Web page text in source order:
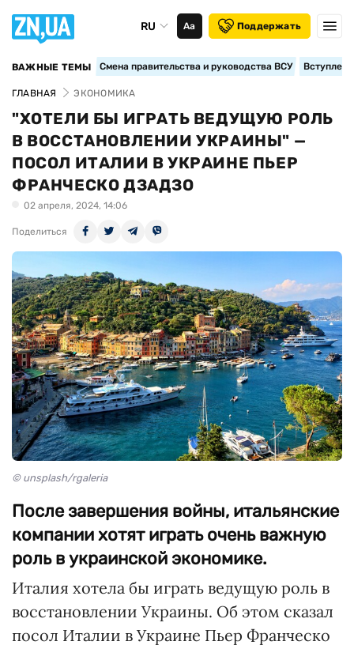
RU Аа Поддержать
ВАЖНЫЕ ТЕМЫ Смена правительства и руководства ВСУ
ГЛАВНАЯ ЭКОНОМИКА
"ХОТЕЛИ БЫ ИГРАТЬ ВЕДУЩУЮ РОЛЬ
В ВОССТАНОВЛЕНИИ УКРАИНЫ" —
ПОСОЛ ИТАЛИИ В УКРАИНЕ ПЬЕР
ФРАНЧЕСКО ДЗАДЗО
02 апреля, 2024, 14:06
Поделиться
© unsplash/rgaleria
После завершения войны, итальянские
компании хотят играть очень важную
роль в украинской экономике.
Италия хотела бы играть ведущую роль в
восстановлении Украины. Об этом сказал
посол Италии в Украине Пьер Франческо